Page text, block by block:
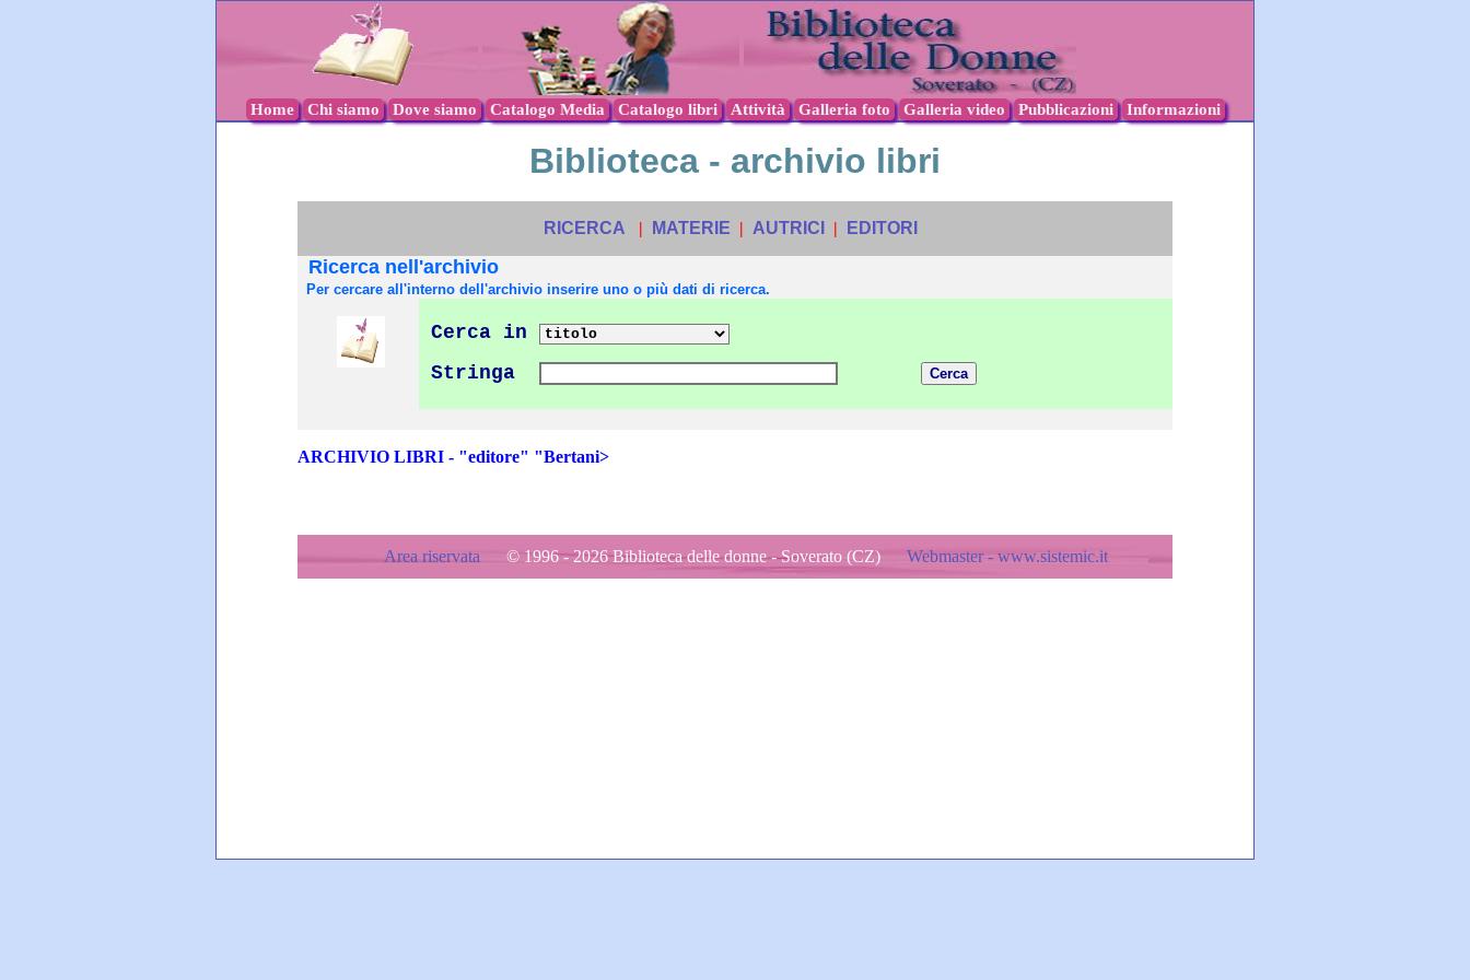
Home Chi siamo Dove siamo Catalogo Media Catalogo libri Attività Galleria foto Galleria video Pubblicazioni Informazioni
Biblioteca - archivio libri
RICERCA | MATERIE | AUTRICI | EDITORI
Ricerca nell'archivio
Per cercare all'interno dell'archivio inserire uno o più dati di ricerca.
Cerca in
Stringa
ARCHIVIO LIBRI - "editore" "Bertani>
Area riservata © 1996 - 2026 Biblioteca delle donne - Soverato (CZ) Webmaster - www.sistemic.it